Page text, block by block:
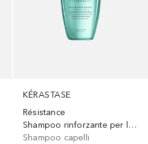
KÉRASTASE
Résistance
Shampoo rinforzante per lunghezze danneggiate a crescita lenta
Shampoo capelli